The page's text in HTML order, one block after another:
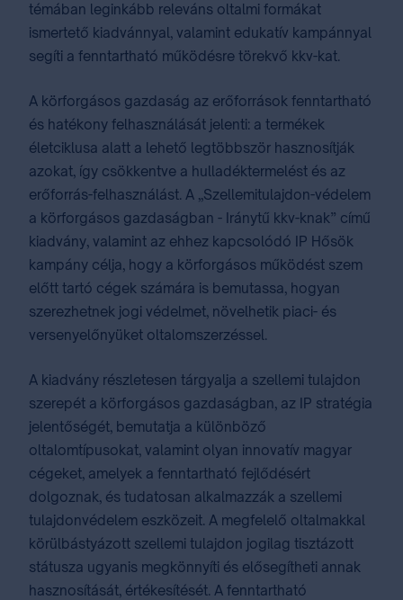
témában leginkább releváns oltalmi formákat
ismertető kiadvánnyal, valamint edukatív kampánnyal
segíti a fenntartható működésre törekvő kkv-kat.
A körforgásos gazdaság az erőforrások fenntartható
és hatékony felhasználását jelenti: a termékek
életciklusa alatt a lehető legtöbbször hasznosítják
azokat, így csökkentve a hulladéktermelést és az
erőforrás-felhasználást. A „Szellemitulajdon-védelem
a körforgásos gazdaságban - Iránytű kkv-knak” című
kiadvány, valamint az ehhez kapcsolódó IP Hősök
kampány célja, hogy a körforgásos működést szem
előtt tartó cégek számára is bemutassa, hogyan
szerezhetnek jogi védelmet, növelhetik piaci- és
versenyelőnyüket oltalomszerzéssel.
A kiadvány részletesen tárgyalja a szellemi tulajdon
szerepét a körforgásos gazdaságban, az IP stratégia
jelentőségét, bemutatja a különböző
oltalomtípusokat, valamint olyan innovatív magyar
cégeket, amelyek a fenntartható fejlődésért
dolgoznak, és tudatosan alkalmazzák a szellemi
tulajdonvédelem eszközeit. A megfelelő oltalmakkal
körülbástyázott szellemi tulajdon jogilag tisztázott
státusza ugyanis megkönnyíti és elősegítheti annak
hasznosítását, értékesítését. A fenntartható